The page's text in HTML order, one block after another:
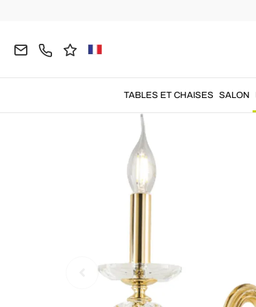
TABLES ET CHAISES SALON